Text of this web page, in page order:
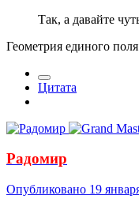
Так, а давайте
Геометрия единого поля
Цитата
Радомир
Опубликовано 19